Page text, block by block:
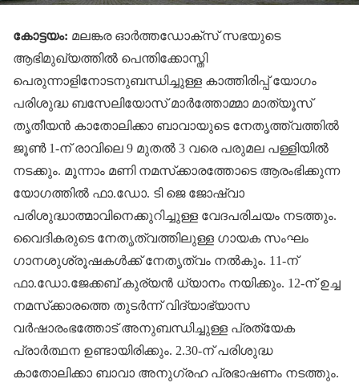
കോട്ടയം: മലങ്കര ഓര്‍ത്തഡോക്‌സ് സഭയുടെ
ആഭിമുഖ്യത്തില്‍ പെന്തിക്കോസ്തി
പെരുന്നാളിനോടനുബന്ധിച്ചുള്ള കാത്തിരിപ്പ് യോഗം
പരിശുദ്ധ ബസേലിയോസ് മാര്‍ത്തോമ്മാ മാത്യൂസ്
തൃതീയന്‍ കാതോലിക്കാ ബാവായുടെ നേതൃത്ത്വത്തില്‍
ജൂണ്‍ 1-ന് രാവിലെ 9 മുതല്‍ 3 വരെ പരുമല പള്ളിയില്‍
നടക്കും. മൂന്നാം മണി നമസ്‌ക്കാരത്തോടെ ആരംഭിക്കുന്ന
യോഗത്തില്‍ ഫാ.ഡോ. ടി ജെ ജോഷ്വാ
പരിശുദ്ധാത്മാവിനെക്കുറിച്ചുള്ള വേദപരിചയം നടത്തും.
വൈദികരുടെ നേതൃത്വത്തിലുള്ള ഗായക സംഘം
ഗാനശുശ്രൂഷകള്‍ക്ക് നേതൃത്വം നല്‍കും. 11-ന്
ഫാ.ഡോ.ജേക്കബ് കുര്യന്‍ ധ്യാനം നയിക്കും. 12-ന് ഉച്ച
നമസ്‌ക്കാരത്തെ തുടര്‍ന്ന് വിദ്യാഭ്യാസ
വര്‍ഷാരംഭത്തോട് അനുബന്ധിച്ചുള്ള പ്രത്യേക
പ്രാര്‍ത്ഥന ഉണ്ടായിരിക്കും. 2.30-ന് പരിശുദ്ധ
കാതോലിക്കാ ബാവാ അനുഗ്രഹ പ്രഭാഷണം നടത്തും.